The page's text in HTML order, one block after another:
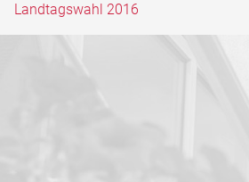
Landtagswahl 2016